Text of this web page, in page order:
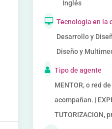
Inglés
Tecnología en la
Desarrollo y
Diseño y
Tipo de agente
MENTOR, o red
acompañan. |
TUTORIZACION,